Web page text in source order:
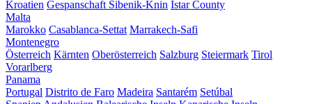
Kroatien Gespanschaft Sibenik-Knin Istar County
Malta
Marokko Casablanca-Settat Marrakech-Safi
Montenegro
Österreich Kärnten Oberösterreich Salzburg Steiermark Tirol
Vorarlberg
Panama
Portugal Distrito de Faro Madeira Santarém Setúbal